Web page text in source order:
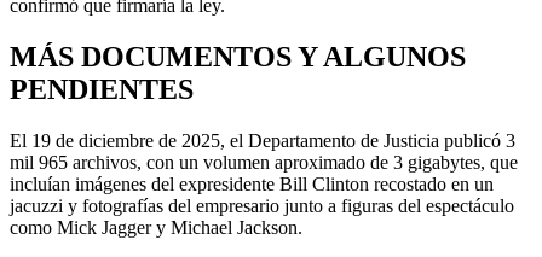
confirmó que firmaría la ley.
MÁS DOCUMENTOS Y ALGUNOS
PENDIENTES
El 19 de diciembre de 2025, el Departamento de Justicia publicó 3
mil 965 archivos, con un volumen aproximado de 3 gigabytes, que
incluían imágenes del expresidente Bill Clinton recostado en un
jacuzzi y fotografías del empresario junto a figuras del espectáculo
como Mick Jagger y Michael Jackson.